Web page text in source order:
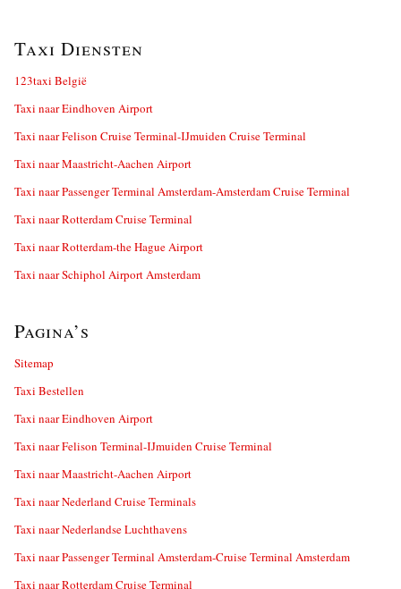
Taxi Diensten
123taxi België
Taxi naar Eindhoven Airport
Taxi naar Felison Cruise Terminal-IJmuiden Cruise Terminal
Taxi naar Maastricht-Aachen Airport
Taxi naar Passenger Terminal Amsterdam-Amsterdam Cruise Terminal
Taxi naar Rotterdam Cruise Terminal
Taxi naar Rotterdam-the Hague Airport
Taxi naar Schiphol Airport Amsterdam
Pagina’s
Sitemap
Taxi Bestellen
Taxi naar Eindhoven Airport
Taxi naar Felison Terminal-IJmuiden Cruise Terminal
Taxi naar Maastricht-Aachen Airport
Taxi naar Nederland Cruise Terminals
Taxi naar Nederlandse Luchthavens
Taxi naar Passenger Terminal Amsterdam-Cruise Terminal Amsterdam
Taxi naar Rotterdam Cruise Terminal